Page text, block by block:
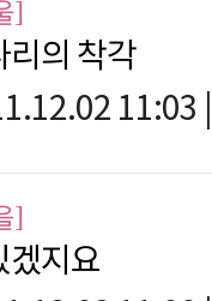
]
리의 착각
11:03
]
겠지요